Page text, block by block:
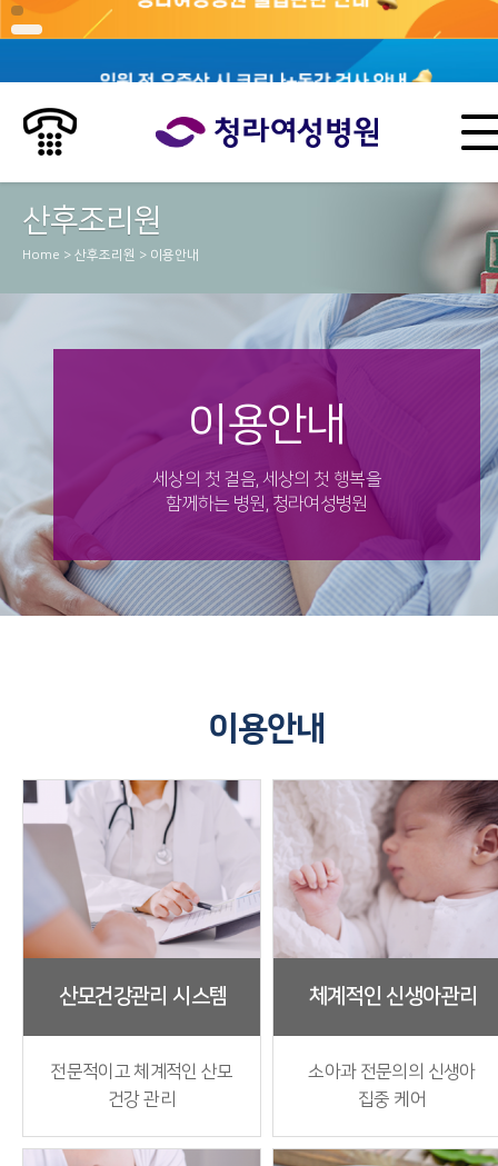
산후조리원
Home > 산후조리원 > 이용안내
이용안내
세상의 첫 걸음, 세상의 첫 행복을
함께하는 병원, 청라여성병원
이용안내
산모건강관리 시스템
전문적이고 체계적인 산모
건강 관리
체계적인 신생아관리
소아과 전문의의 신생아
집중 케어